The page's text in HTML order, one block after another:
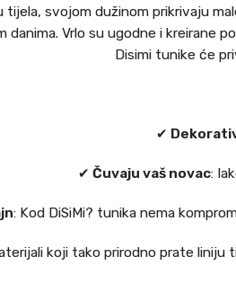
tijela, svojom dužinom prikrivaju
danima. Vrlo su ugodne i kreirane
Disimi tunike će
✔
✔ Čuvaju vaš novac:
: Kod DiSiMi? tunika nema
koji tako prirodno prate